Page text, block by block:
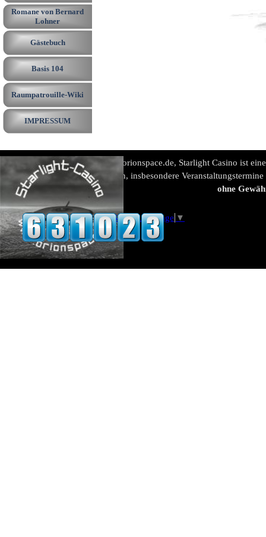
Romane von Bernard
Lohner
Gästebuch
Basis 104
Raumpatrouille-Wiki
IMPRESSUM
www.orionspace.de, Starlight Casino ist
Alle Angaben, insbesondere
ohne
Select Language ▼